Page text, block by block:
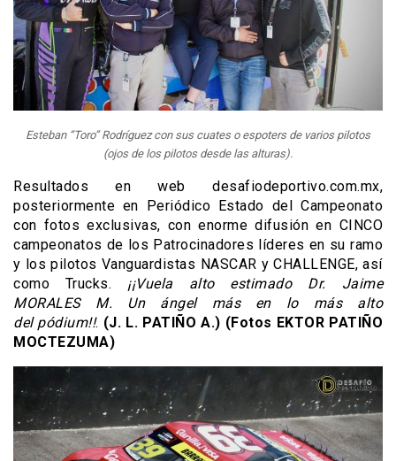
Esteban “Toro” Rodríguez con sus cuates o espoters de varios pilotos
(ojos de los pilotos desde las alturas).
Resultados en web desafiodeportivo.com.mx,
posteriormente en Periódico Estado del Campeonato
con fotos exclusivas, con enorme difusión en CINCO
campeonatos de los Patrocinadores líderes en su ramo
y los pilotos Vanguardistas NASCAR y CHALLENGE, así
como Trucks. ¡¡Vuela alto estimado Dr. Jaime
MORALES M. Un ángel más en lo más alto
del pódium!!. (J. L. PATIÑO A.) (Fotos EKTOR PATIÑO
MOCTEZUMA)